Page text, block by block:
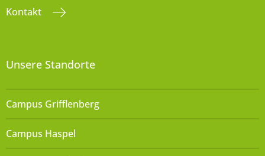
Kontakt
Unsere Standorte
Campus Grifflenberg
Campus Haspel